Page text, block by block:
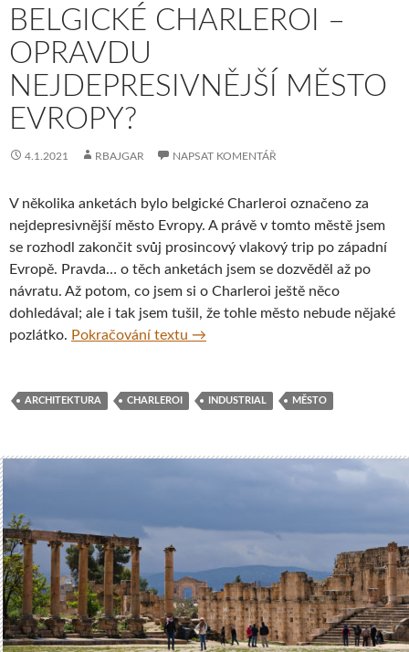
BELGICKÉ CHARLEROI –
OPRAVDU
NEJDEPRESIVNĚJŠÍ MĚSTO
EVROPY?
4.1.2021 RBAJGAR NAPSAT KOMENTÁŘ
V několika anketách bylo belgické Charleroi označeno za
nejdepresivnější město Evropy. A právě v tomto městě jsem
se rozhodl zakončit svůj prosincový vlakový trip po západní
Evropě. Pravda… o těch anketách jsem se dozvěděl až po
návratu. Až potom, co jsem si o Charleroi ještě něco
dohledával; ale i tak jsem tušil, že tohle město nebude nějaké
pozlátko. Pokračování textu Belgické Charleroi – opravdu
→
ARCHITEKTURA CHARLEROI INDUSTRIAL MĚSTO